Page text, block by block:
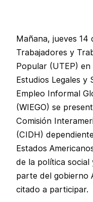
Mañana, jueves
Trabajadores y
Popular (UTEP)
Estudios Legales y
Empleo Informal
(WIEGO) se
Comisión
(CIDH)
Estados
de la política
parte del gobierno
citado a participar.